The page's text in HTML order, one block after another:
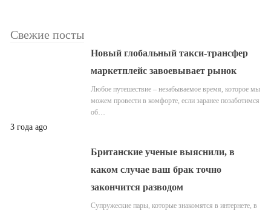
Свежие посты
Новый глобальный такси-трансфер
маркетплейс завоевывает рынок
Любое путешествие – незабываемое время, которое мы
можем провести в комфорте, если заранее позаботимся
об…
3 года ago
Британские ученые выяснили, в
каком случае ваш брак точно
закончится разводом
Супружеские пары, которые знакомятся в интернете, в